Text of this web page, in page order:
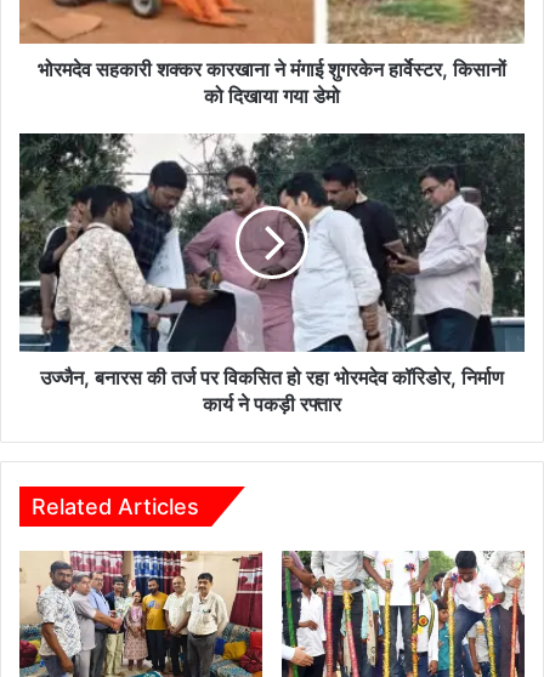
हार्वेस्टर,
किसानों
डेमो
भोरमदेव सहकारी शक्कर कारखाना ने मंगाई शुगरकेन हार्वेस्टर, किसानों
को दिखाया गया डेमो
उज्जैन,
बनारस
की
तर्ज
पर
विकसित
हो
रहा
भोरमदेव
कॉरिडोर,
ने
रफ्तार
उज्जैन, बनारस की तर्ज पर विकसित हो रहा भोरमदेव कॉरिडोर, निर्माण
कार्य ने पकड़ी रफ्तार
Related Articles